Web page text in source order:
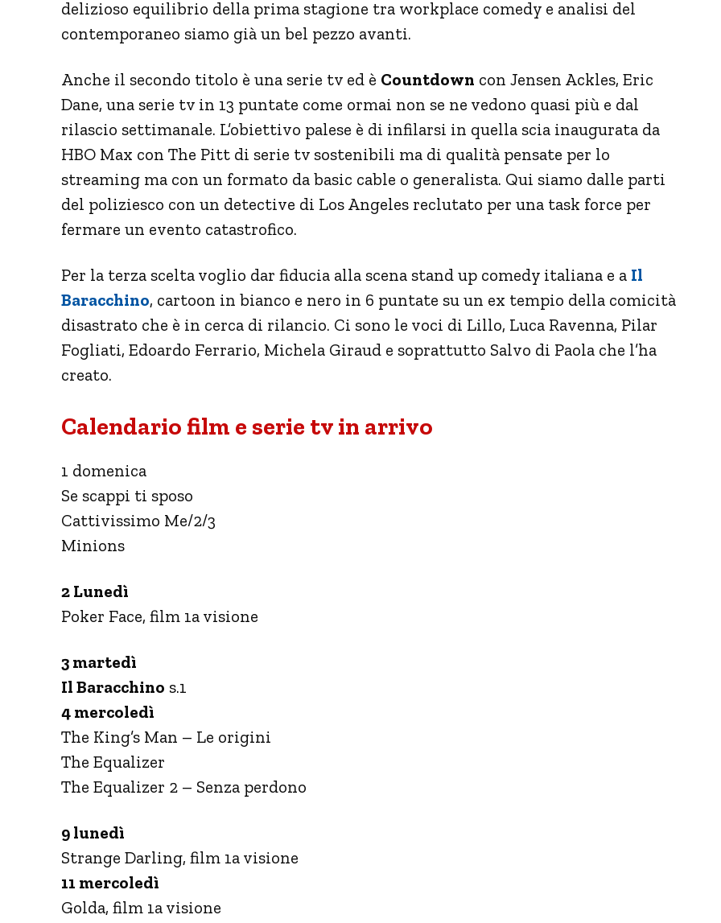
delizioso equilibrio della prima stagione tra workplace comedy e analisi del
contemporaneo siamo già un bel pezzo avanti.
Anche il secondo titolo è una serie tv ed è Countdown con Jensen Ackles, Eric
Dane, una serie tv in 13 puntate come ormai non se ne vedono quasi più e dal
rilascio settimanale. L’obiettivo palese è di infilarsi in quella scia inaugurata da
HBO Max con The Pitt di serie tv sostenibili ma di qualità pensate per lo
streaming ma con un formato da basic cable o generalista. Qui siamo dalle parti
del poliziesco con un detective di Los Angeles reclutato per una task force per
fermare un evento catastrofico.
Per la terza scelta voglio dar fiducia alla scena stand up comedy italiana e a Il
Baracchino, cartoon in bianco e nero in 6 puntate su un ex tempio della comicità
disastrato che è in cerca di rilancio. Ci sono le voci di Lillo, Luca Ravenna, Pilar
Fogliati, Edoardo Ferrario, Michela Giraud e soprattutto Salvo di Paola che l’ha
creato.
Calendario film e serie tv in arrivo
1 domenica
Se scappi ti sposo
Cattivissimo Me/2/3
Minions
2 Lunedì
Poker Face, film 1a visione
3 martedì
Il Baracchino s.1
4 mercoledì
The King’s Man – Le origini
The Equalizer
The Equalizer 2 – Senza perdono
9 lunedì
Strange Darling, film 1a visione
11 mercoledì
Golda, film 1a visione